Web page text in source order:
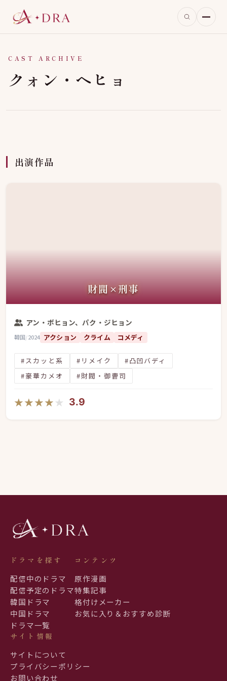
CAST ARCHIVE
クォン・ヘヒョ
出演作品
財閥×刑事
アン・ボヒョン、パク・ジヒョン
韓国/2024 アクション クライム コメディ
#スカッと系 #リメイク
#凸凹バディ
#豪華カメオ
#財閥・御曹司
★★★★★
★★★★★ 3.9
ドラマを探す
配信中のドラマ
配信予定のドラマ
韓国ドラマ
中国ドラマ
ドラマ一覧
コンテンツ
原作漫画
特集記事
格付けメーカー
お気に入り＆おすすめ診断
サイト情報
サイトについて
プライバシーポリシー
お問い合わせ